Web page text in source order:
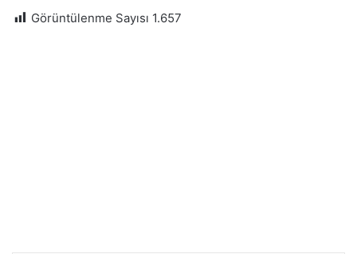
Görüntülenme Sayısı 1.657